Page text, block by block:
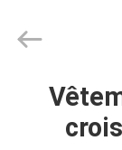
MAISON
Rights